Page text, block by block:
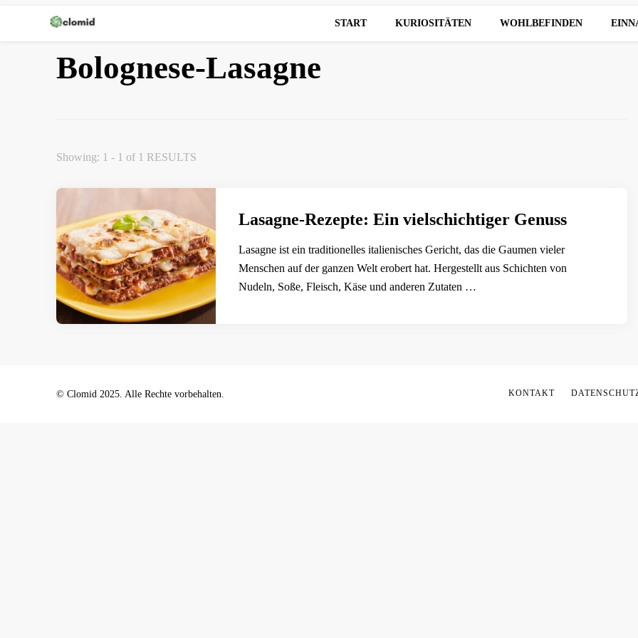
Clomid
START KURIOSITÄTEN WOHLBEFINDEN
Bolognese-Lasagne
Showing: 1 - 1 of 1 RESULTS
Lasagne-Rezepte: Ein vielschichtiger Genuss
Lasagne ist ein traditionelles italienisches Gericht, das die Gaumen vieler
Menschen auf der ganzen Welt erobert hat. Hergestellt aus Schichten von
Nudeln, Soße, Fleisch, Käse und anderen Zutaten …
© Clomid 2025. Alle Rechte vorbehalten. KONTAKT